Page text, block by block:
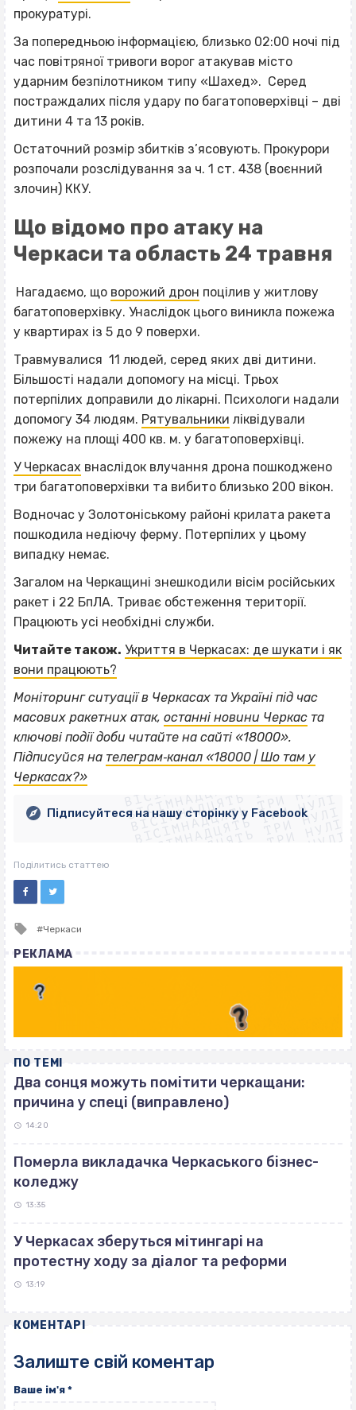
прокуратурі.
За попередньою інформацією, близько 02:00 ночі під
час повітряної тривоги ворог атакував місто
ударним безпілотником типу «Шахед». Серед
постраждалих після удару по багатоповерхівці – дві
дитини 4 та 13 років.
Остаточний розмір збитків з’ясовують. Прокурори
розпочали розслідування за ч. 1 ст. 438 (воєнний
злочин) ККУ.
Що відомо про атаку на
Черкаси та область 24 травня
Нагадаємо, що ворожий дрон поцілив у житлову
багатоповерхівку. Унаслідок цього виникла пожежа
у квартирах із 5 до 9 поверхи.
Травмувалися 11 людей, серед яких дві дитини.
Більшості надали допомогу на місці. Трьох
потерпілих доправили до лікарні. Психологи надали
допомогу 34 людям. Рятувальники ліквідували
пожежу на площі 400 кв. м. у багатоповерхівці.
У Черкасах внаслідок влучання дрона пошкоджено
три багатоповерхівки та вибито близько 200 вікон.
Водночас у Золотоніському районі крилата ракета
пошкодила недіючу ферму. Потерпілих у цьому
випадку немає.
Загалом на Черкащині знешкодили вісім російських
ракет і 22 БпЛА. Триває обстеження території.
Працюють усі необхідні служби.
Читайте також. Укриття в Черкасах: де шукати і як
вони працюють?
Моніторинг ситуації в Черкасах та Україні під час
масових ракетних атак, останні новини Черкас та
ключові події доби читайте на сайті «18000».
Підписуйся на телеграм‐канал «18000 | Шо там у
Черкасах?»
ВІСІМНАДЦЯТЬ ТРИ НУЛІ
ВІСІМНАДЦЯТЬ ТРИ НУЛІ
ВІСІМНАДЦЯТЬ ТРИ НУЛІ
ВІСІМНАДЦЯТЬ ТРИ НУЛІ
ВІСІМНАДЦЯТЬ ТРИ НУЛІ
ВІСІМНАДЦЯТЬ ТРИ НУЛІ
ВІСІМНАДЦЯТЬ ТРИ НУЛІ
ВІСІМНАДЦЯТЬ ТРИ НУЛІ
Підписуйтеся на нашу сторінку у Facebook
Поділитись статтею
Tagged
Черкаси
РЕКЛАМА
ПО ТЕМІ
Два сонця можуть помітити черкащани:
причина у спеці (виправлено)
14:20
Померла викладачка Черкаського бізнес-
коледжу
13:35
У Черкасах зберуться мітингарі на
протестну ходу за діалог та реформи
13:19
КОМЕНТАРІ
Залиште свій коментар
Ваше ім'я *